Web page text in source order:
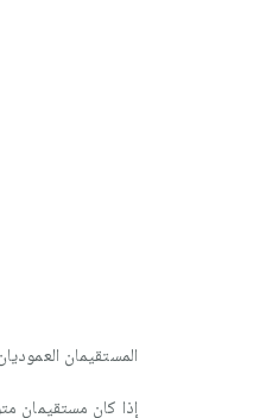
المستقيمان
إذا كان مستقيمان